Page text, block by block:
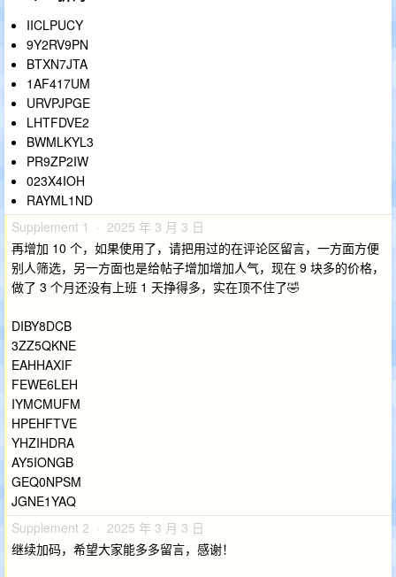
IICLPUCY
9Y2RV9PN
BTXN7JTA
1AF417UM
URVPJPGE
LHTFDVE2
BWMLKYL3
PR9ZP2IW
023X4IOH
RAYML1ND
Supplement 1 · 2025 年 3 月 3 日
再增加 10 个，如果使用了，请把用过的在评论区留言，一方面方便
别人筛选，另一方面也是给帖子增加增加人气，现在 9 块多的价格，
做了 3 个月还没有上班 1 天挣得多，实在顶不住了🤣
DIBY8DCB
3ZZ5QKNE
EAHHAXIF
FEWE6LEH
IYMCMUFM
HPEHFTVE
YHZIHDRA
AY5IONGB
GEQ0NPSM
JGNE1YAQ
Supplement 2 · 2025 年 3 月 3 日
继续加码，希望大家能多多留言，感谢！